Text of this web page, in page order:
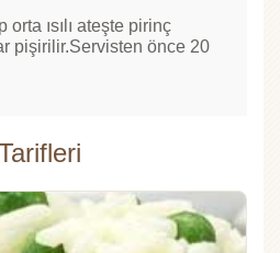
orta ısılı ateşte pirinç
pişirilir.Servisten önce 20